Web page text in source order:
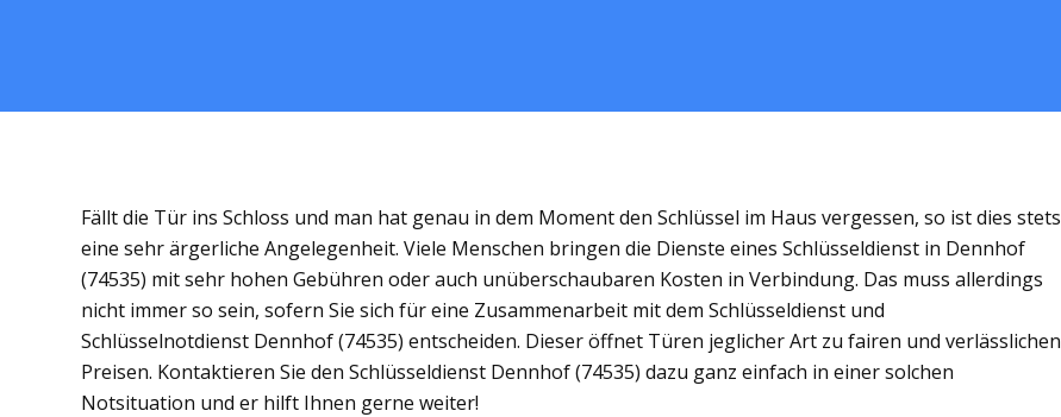
Fällt die Tür ins Schloss und man hat genau in dem Moment den Schlüssel im Haus vergessen, so ist dies stets
eine sehr ärgerliche Angelegenheit. Viele Menschen bringen die Dienste eines Schlüsseldienst in Dennhof
(74535) mit sehr hohen Gebühren oder auch unüberschaubaren Kosten in Verbindung. Das muss allerdings
nicht immer so sein, sofern Sie sich für eine Zusammenarbeit mit dem Schlüsseldienst und
Schlüsselnotdienst Dennhof (74535) entscheiden. Dieser öffnet Türen jeglicher Art zu fairen und verlässlichen
Preisen. Kontaktieren Sie den Schlüsseldienst Dennhof (74535) dazu ganz einfach in einer solchen
Notsituation und er hilft Ihnen gerne weiter!